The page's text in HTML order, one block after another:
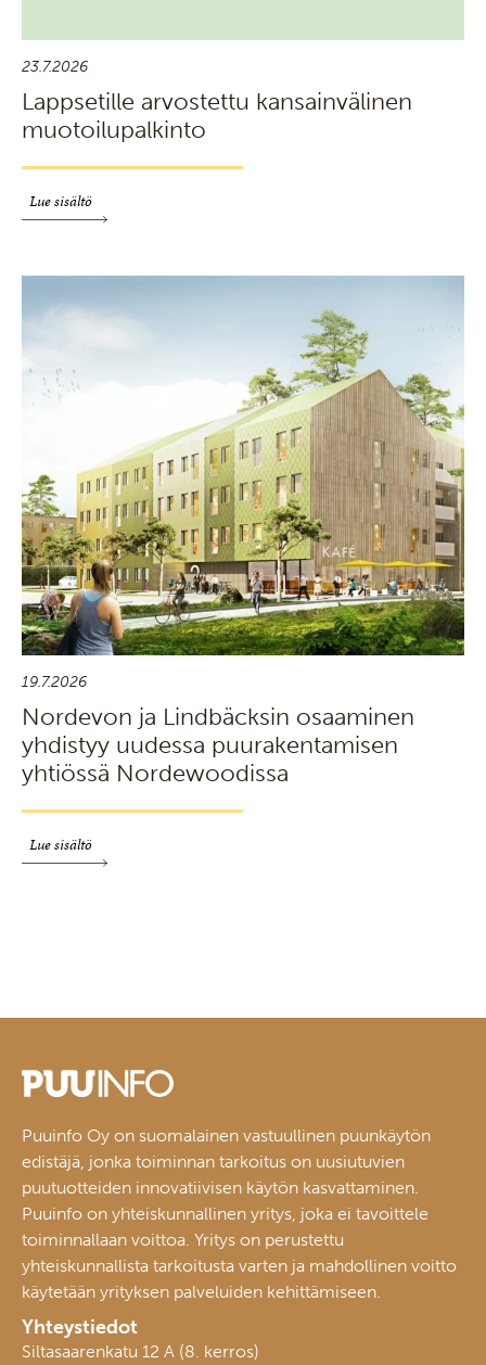
23.7.2026
Lappsetille arvostettu kansainvälinen
muotoilupalkinto
Lue sisältö
19.7.2026
Nordevon ja Lindbäcksin osaaminen
yhdistyy uudessa puurakentamisen
yhtiössä Nordewoodissa
Lue sisältö
Puuinfo Oy on suomalainen vastuullinen puunkäytön
edistäjä, jonka toiminnan tarkoitus on uusiutuvien
puutuotteiden innovatiivisen käytön kasvattaminen.
Puuinfo on yhteiskunnallinen yritys, joka ei tavoittele
toiminnallaan voittoa. Yritys on perustettu
yhteiskunnallista tarkoitusta varten ja mahdollinen voitto
käytetään yrityksen palveluiden kehittämiseen.
Yhteystiedot
Siltasaarenkatu 12 A (8. kerros)